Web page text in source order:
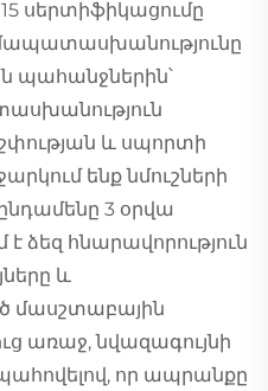
սերտիֆիկացումը
պահանջներին՝
և սպորտի
ենք նմուշների
3 օրվա
է ձեզ հնարավորություն
և
մասշտաբային
առաջ, նվազագույնի
որ ապրանքը